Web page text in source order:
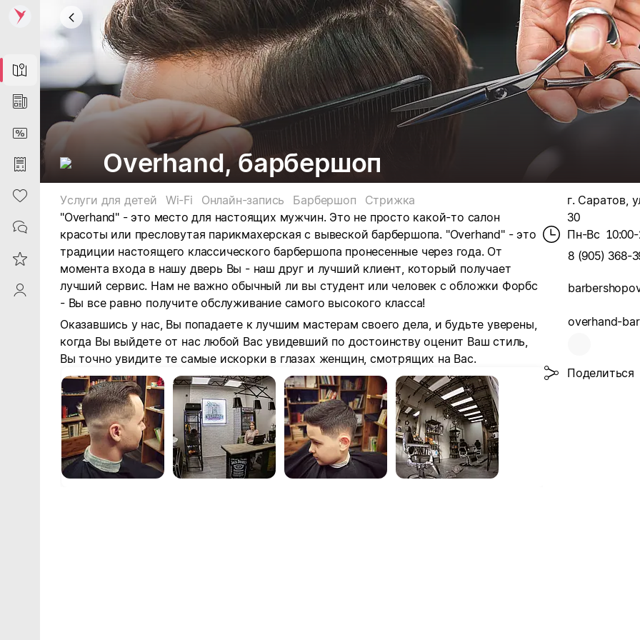
Map
News
DiscountCard
Purchases
Heart
Contacts
Reviews
ProfileSaby
Overhand, барбершоп
Услуги для детей Wi-Fi Онлайн-запись Барбершоп
Стрижка
"Overhand" - это место для настоящих мужчин. Это не просто какой-то салон
красоты или пресловутая парикмахерская с вывеской барбершопа. "Overhand" - это
традиции настоящего классического барбершопа пронесенные через года. От
момента входа в нашу дверь Вы - наш друг и лучший клиент, который получает
лучший сервис. Нам не важно обычный ли вы студент или человек с обложки Форбс
- Вы все равно получите обслуживание самого высокого класса!
Оказавшись у нас, Вы попадаете к лучшим мастерам своего дела, и будьте уверены,
когда Вы выйдете от нас любой Вас увидевший по достоинству оценит Ваш стиль,
Вы точно увидите те самые искорки в глазах женщин, смотрящих на Вас.
г. Саратов,
30
Пн-Вс
8 (905) 368-
overhand-
Поделиться